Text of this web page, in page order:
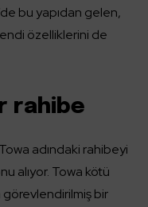
bu yapıdan gelen,
özelliklerini de
rahibe
adındaki rahibeyi
alıyor. Towa kötü
bir